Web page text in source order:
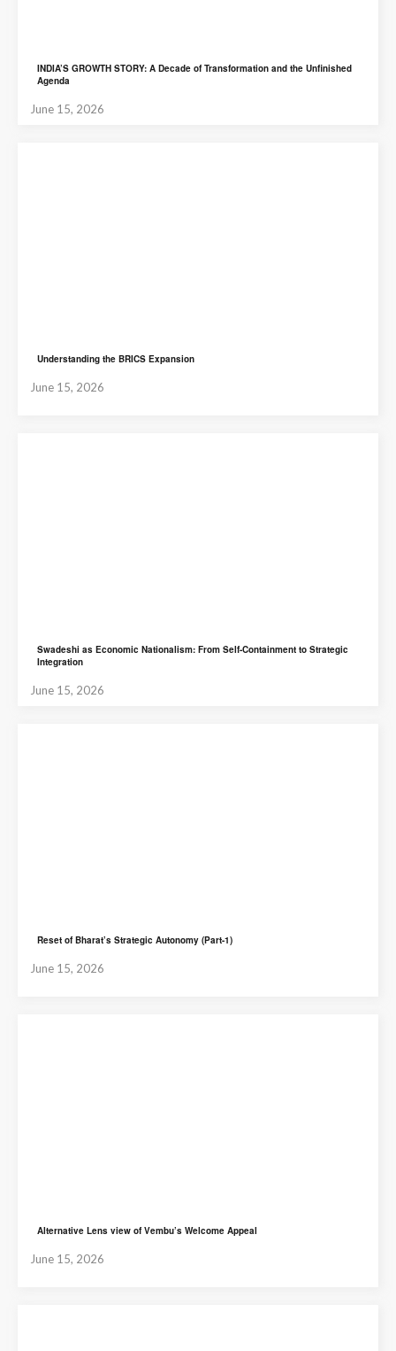
INDIA’S GROWTH STORY: A Decade of Transformation and the Unfinished
Agenda
June 15, 2026
Understanding the BRICS Expansion
June 15, 2026
Swadeshi as Economic Nationalism: From Self-Containment to Strategic
Integration
June 15, 2026
Reset of Bharat’s Strategic Autonomy (Part-1)
June 15, 2026
Alternative Lens view of Vembu’s Welcome Appeal
June 15, 2026